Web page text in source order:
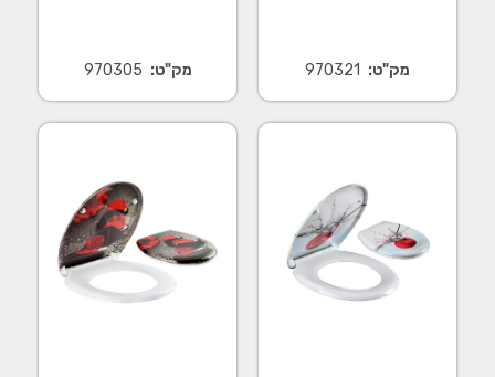
מק"ט: 970321 מק"ט: 970305